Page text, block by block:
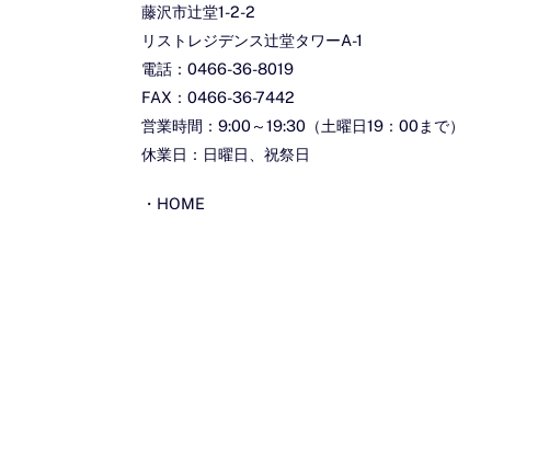
藤沢市辻堂1-2-2
リストレジデンス辻堂タワーA-1
電話：0466-36-8019
FAX：0466-36-7442
営業時間：9:00～19:30（土曜日19：00まで）
休業日：日曜日、祝祭日
・ HOME